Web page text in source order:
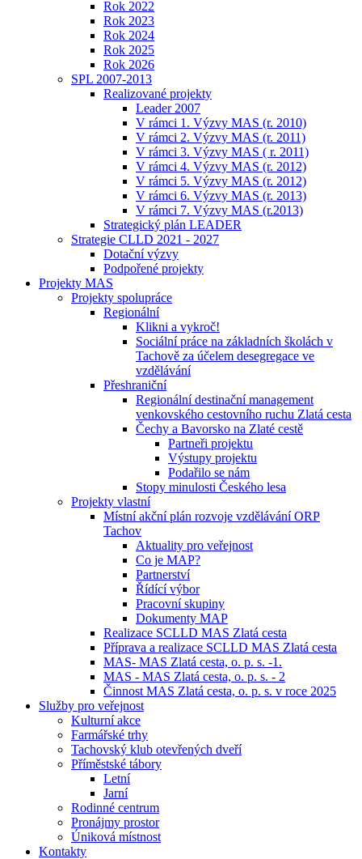
Rok 2022
Rok 2023
Rok 2024
Rok 2025
Rok 2026
SPL 2007-2013
Realizované projekty
Leader 2007
V rámci 1. Výzvy MAS (r. 2010)
V rámci 2. Výzvy MAS (r. 2011)
V rámci 3. Výzvy MAS ( r. 2011)
V rámci 4. Výzvy MAS (r. 2012)
V rámci 5. Výzvy MAS (r. 2012)
V rámci 6. Výzvy MAS (r. 2013)
V rámci 7. Výzvy MAS (r.2013)
Strategický plán LEADER
Strategie CLLD 2021 - 2027
Dotační výzvy
Podpořené projekty
Projekty MAS
Projekty spolupráce
Regionální
Klikni a vykroč!
Sociální práce na základních školách v
Tachově za účelem desegregace ve
vzdělávání
Přeshraniční
Regionální destinační management
venkovského cestovního ruchu Zlatá cesta
Čechy a Bavorsko na Zlaté cestě
Partneři projektu
Výstupy projektu
Podařilo se nám
Stopy minulosti Českého lesa
Projekty vlastní
Místní akční plán rozvoje vzdělávání ORP
Tachov
Aktuality pro veřejnost
Co je MAP?
Partnerství
Řídící výbor
Pracovní skupiny
Dokumenty MAP
Realizace SCLLD MAS Zlatá cesta
Příprava a realizace SCLLD MAS Zlatá cesta
MAS- MAS Zlatá cesta, o. p. s. -1.
MAS - MAS Zlatá cesta, o. p. s. - 2
Činnost MAS Zlatá cesta, o. p. s. v roce 2025
Služby pro veřejnost
Kulturní akce
Farmářské trhy
Tachovský klub otevřených dveří
Příměstské tábory
Letní
Jarní
Rodinné centrum
Pronájmy prostor
Úniková místnost
Kontakty